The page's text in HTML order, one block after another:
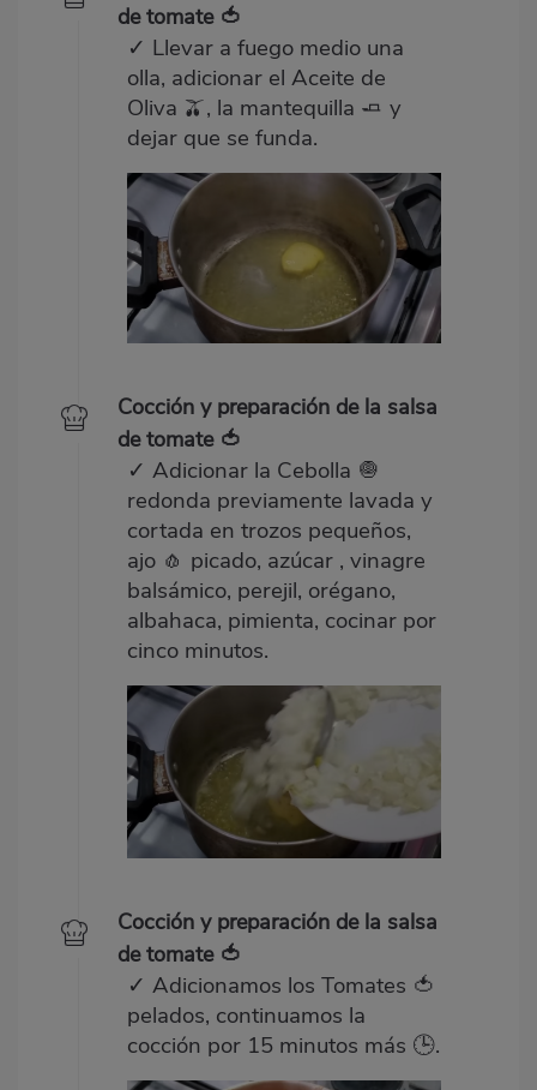
de tomate 🍅
✓ Llevar a fuego medio una
olla, adicionar el Aceite de
Oliva 🫒, la mantequilla 🧈 y
dejar que se funda.
Cocción y preparación de la salsa
de tomate 🍅
✓ Adicionar la Cebolla 🧅
redonda previamente lavada y
cortada en trozos pequeños,
ajo 🧄 picado, azúcar , vinagre
balsámico, perejil, orégano,
albahaca, pimienta, cocinar por
cinco minutos.
Cocción y preparación de la salsa
de tomate 🍅
✓ Adicionamos los Tomates 🍅
pelados, continuamos la
cocción por 15 minutos más 🕒.